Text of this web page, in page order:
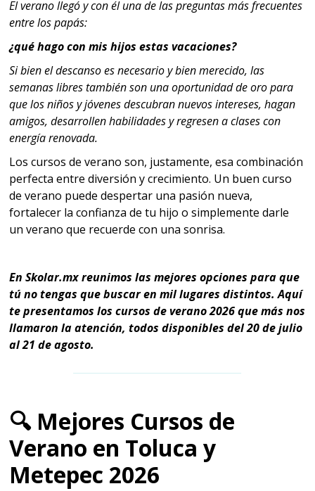
El verano llegó y con él una de las preguntas más frecuentes
entre los papás:
¿qué hago con mis hijos estas vacaciones?
Si bien el descanso es necesario y bien merecido, las
semanas libres también son una oportunidad de oro para
que los niños y jóvenes descubran nuevos intereses, hagan
amigos, desarrollen habilidades y regresen a clases con
energía renovada.
Los cursos de verano son, justamente, esa combinación
perfecta entre diversión y crecimiento. Un buen curso
de verano puede despertar una pasión nueva,
fortalecer la confianza de tu hijo o simplemente darle
un verano que recuerde con una sonrisa.
En Skolar.mx reunimos las mejores opciones para que
tú no tengas que buscar en mil lugares distintos. Aquí
te presentamos los cursos de verano 2026 que más nos
llamaron la atención, todos disponibles del 20 de julio
al 21 de agosto.
🔍 Mejores Cursos de
Verano en Toluca y
Metepec 2026